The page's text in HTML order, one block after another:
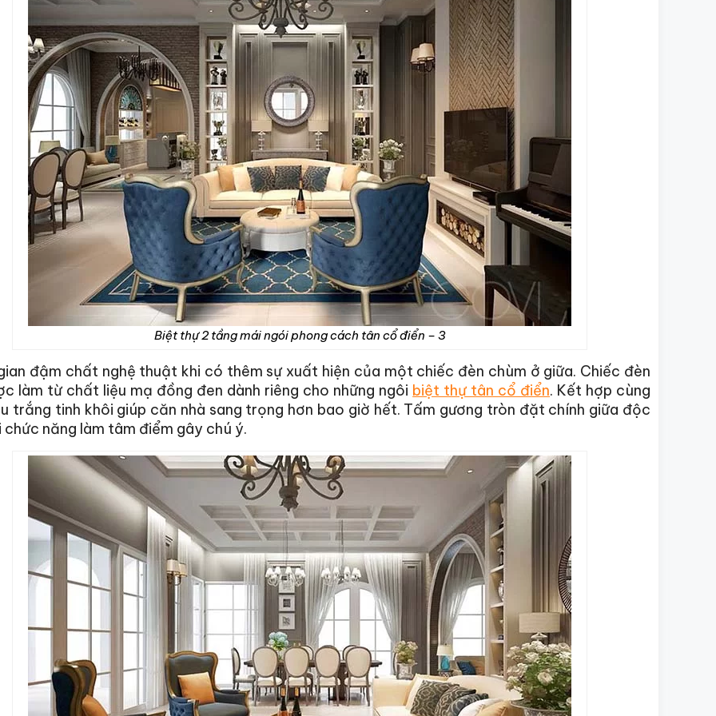
Biệt thự 2 tầng mái ngói phong cách tân cổ điển – 3
đậm chất nghệ thuật khi có thêm sự xuất hiện của một chiếc đèn chùm ở giữa. Chiếc đèn
làm từ chất liệu mạ đồng đen dành riêng cho những ngôi biệt thự tân cổ điển. Kết hợp cùng
trắng tinh khôi giúp căn nhà sang trọng hơn bao giờ hết. Tấm gương tròn đặt chính giữa độc
năng làm tâm điểm gây chú ý.